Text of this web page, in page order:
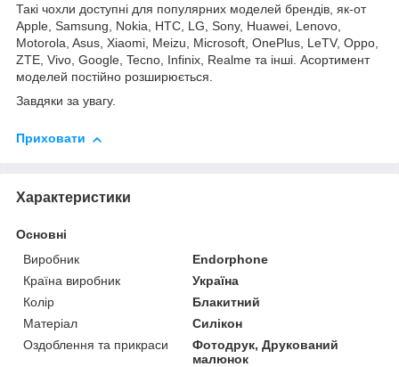
Такі чохли доступні для популярних моделей брендів, як-от
Apple, Samsung, Nokia, HTC, LG, Sony, Huawei, Lenovo,
Motorola, Asus, Xiaomi, Meizu, Microsoft, OnePlus, LeTV, Oppo,
ZTE, Vivo, Google, Tecno, Infinix, Realme та інші. Асортимент
моделей постійно розширюється.
Завдяки за увагу.
Приховати
Характеристики
Основні
Виробник
Endorphone
Країна виробник
Україна
Колір
Блакитний
Матеріал
Силікон
Оздоблення та прикраси
Фотодрук, Друкований
малюнок